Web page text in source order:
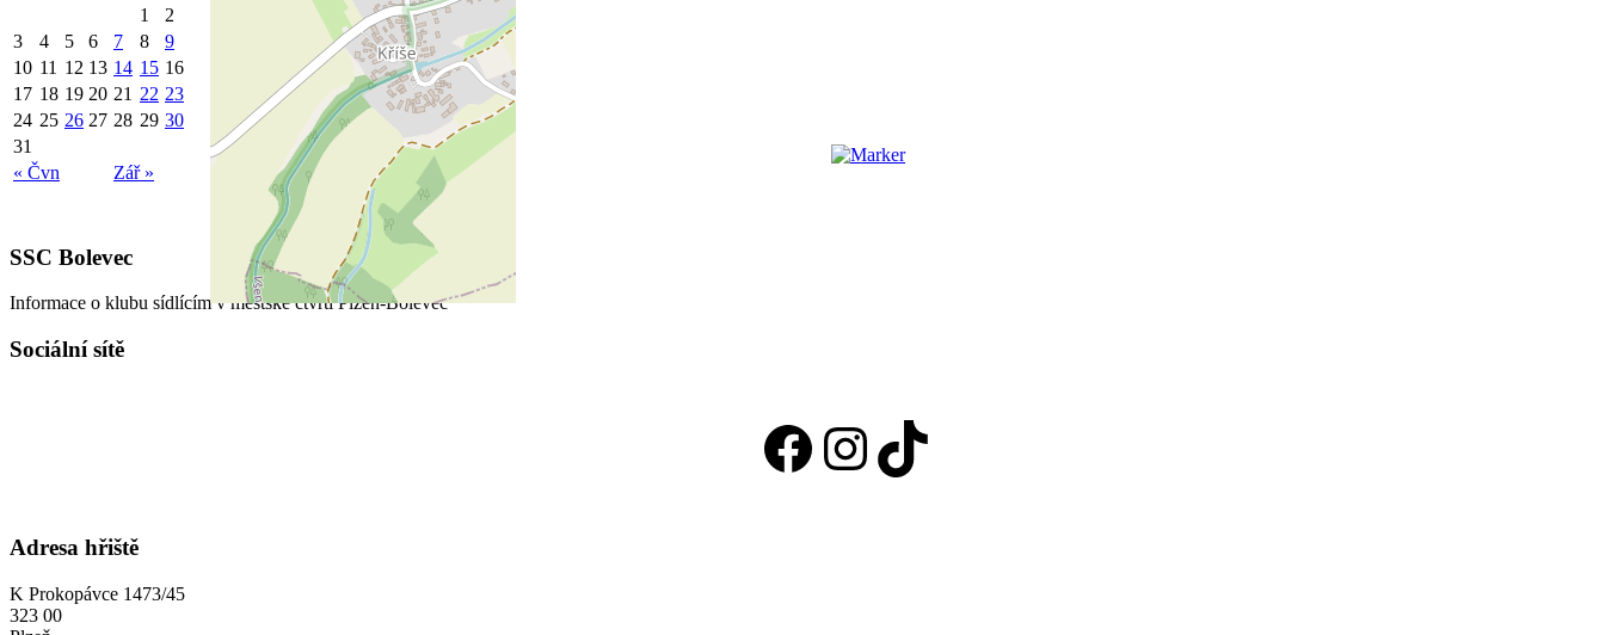
« Čvn Zář »
1
2
3
4 5 6 7 8
9
10 11 12 13 14 15 16
17 18 19 20 21 22 23
24 25 26 27 28 29 30
31
SSC Bolevec
Informace o klubu sídlícím v městské čtvrti Plzeň-Bolevec
Sociální sítě
Facebook
Instagram
TikTok
Adresa hřiště
K Prokopávce 1473/45
323 00